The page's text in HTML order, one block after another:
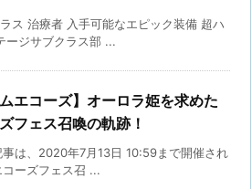
ス 治療者 入手可能なエピック装備 超ハ
ージサブクラス部 ...
ムエコーズ】オーロラ姫を求めた
フェス召喚の軌跡！
事は、2020年7月13日 10:59まで開催され
ーズフェス召 ...